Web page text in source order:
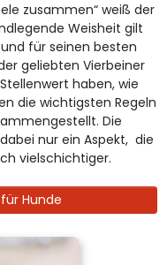
zusammen“ weiß der
Weisheit gilt
für seinen besten
geliebten Vierbeiner
haben, wie
die wichtigsten Regeln
Die
nur ein Aspekt, die
vielschichtiger.
Hunde